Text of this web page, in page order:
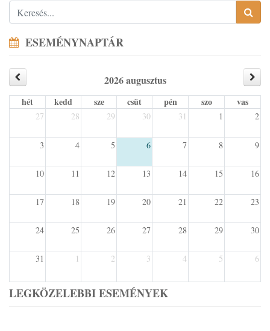
ESEMÉNYNAPTÁR
2026 augusztus
hét kedd sze csüt pén szo vas
27 28 29 30 31 1 2
3 4 5 6 7 8 9
10 11 12 13 14 15 16
17 18 19 20 21 22 23
24 25 26 27 28 29 30
31 1 2 3 4 5 6
LEGKÖZELEBBI ESEMÉNYEK